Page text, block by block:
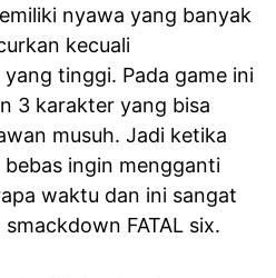
nyawa yang banyak
kecuali
tinggi. Pada game ini
3 karakter yang bisa
musuh. Jadi ketika
ingin mengganti
waktu dan ini sangat
FATAL six.